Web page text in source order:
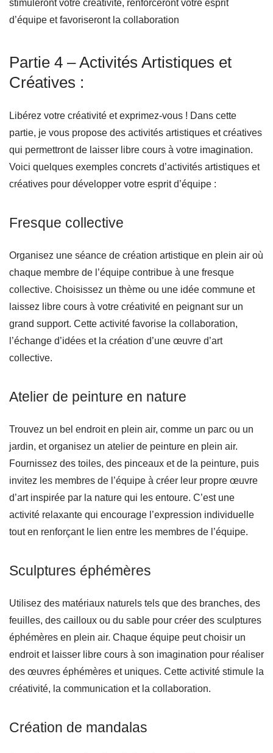
stimuleront votre créativité, renforceront votre esprit
d’équipe et favoriseront la collaboration
Partie 4 – Activités Artistiques et
Créatives :
Libérez votre créativité et exprimez-vous ! Dans cette
partie, je vous propose des activités artistiques et créatives
qui permettront de laisser libre cours à votre imagination.
Voici quelques exemples concrets d’activités artistiques et
créatives pour développer votre esprit d’équipe :
Fresque collective
Organisez une séance de création artistique en plein air où
chaque membre de l’équipe contribue à une fresque
collective. Choisissez un thème ou une idée commune et
laissez libre cours à votre créativité en peignant sur un
grand support. Cette activité favorise la collaboration,
l’échange d’idées et la création d’une œuvre d’art
collective.
Atelier de peinture en nature
Trouvez un bel endroit en plein air, comme un parc ou un
jardin, et organisez un atelier de peinture en plein air.
Fournissez des toiles, des pinceaux et de la peinture, puis
invitez les membres de l’équipe à créer leur propre œuvre
d’art inspirée par la nature qui les entoure. C’est une
activité relaxante qui encourage l’expression individuelle
tout en renforçant le lien entre les membres de l’équipe.
Sculptures éphémères
Utilisez des matériaux naturels tels que des branches, des
feuilles, des cailloux ou du sable pour créer des sculptures
éphémères en plein air. Chaque équipe peut choisir un
endroit et laisser libre cours à son imagination pour réaliser
des œuvres éphémères et uniques. Cette activité stimule la
créativité, la communication et la collaboration.
Création de mandalas